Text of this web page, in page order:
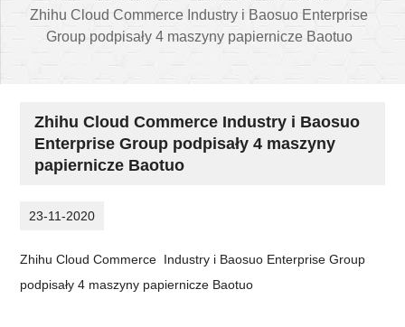
Zhihu Cloud Commerce Industry i Baosuo Enterprise
Group podpisały 4 maszyny papiernicze Baotuo
Zhihu Cloud Commerce Industry i Baosuo
Enterprise Group podpisały 4 maszyny
papiernicze Baotuo
23-11-2020
ZhihuCloud Commerce Industry i Baosuo Enterprise Group
podpisały 4 maszyny papiernicze Baotuo